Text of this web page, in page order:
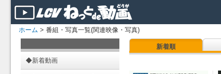
ホーム > 番組・写真一覧(関連映像・写真)
◆新着動画
新着順